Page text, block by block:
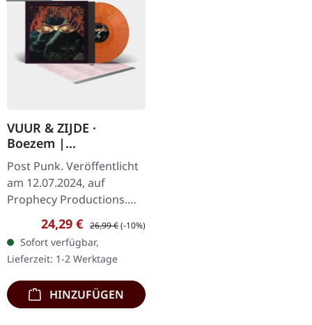
VUUR & ZIJDE ·
Boezem |
YELLOW/RED/BLACK
MARBLED LP
Post Punk. Veröffentlicht
am 12.07.2024, auf
Prophecy Productions.
Gelb/Rot/Scharz
marmoriertes Vinyl mit
Insert. Limitiert auf 200
Exemplare. Das…
Verkaufspreis:
24,29 € Regulärer Preis:
26,99 €(-10%)
Sofort verfügbar,
Lieferzeit: 1-2 Werktage
HINZUFÜGEN